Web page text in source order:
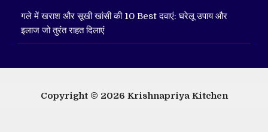
गले में खराश और सूखी खांसी की 10 Best दवाएं: घरेलू उपाय और
इलाज जो तुरंत राहत दिलाएं
Copyright © 2026 Krishnapriya Kitchen